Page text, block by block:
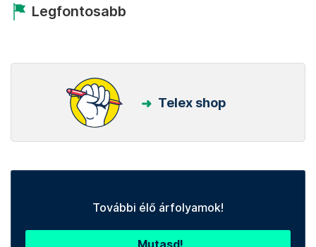
Legfontosabb
Telex shop
További élő árfolyamok!
Mutasd!